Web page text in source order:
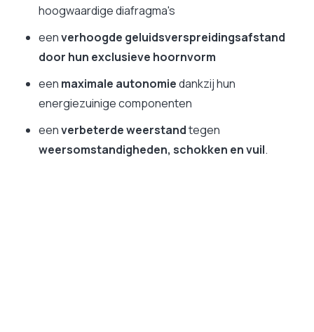
hoogwaardige diafragma's
eenverhoogde geluidsverspreidingsafstand
door hun exclusieve hoornvorm
een maximale autonomiedankzij hun
energiezuinige componenten
eenverbeterde weerstandtegen
weersomstandigheden, schokken en vuil.